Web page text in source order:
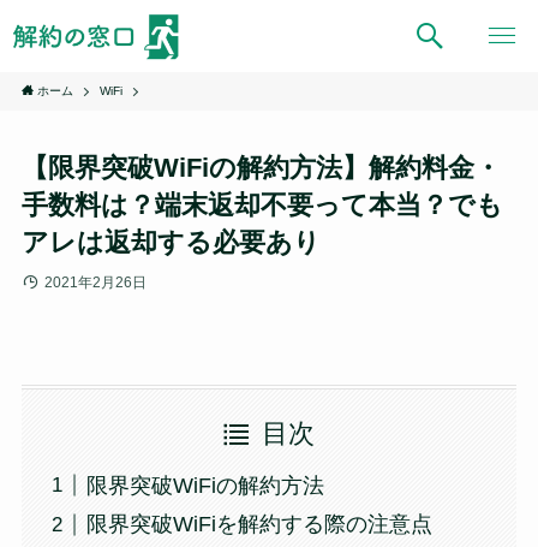
ホーム WiFi
【限界突破WiFiの解約方法】解約料金・
手数料は？端末返却不要って本当？でも
アレは返却する必要あり
2021年2月26日
目次
限界突破WiFiの解約方法
限界突破WiFiを解約する際の注意点